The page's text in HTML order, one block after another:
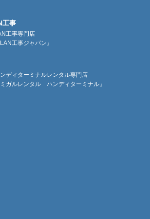
工事
工事専門店
工事ジャパン』
ディターミナルレンタル専門店
ガルレンタル ハンディターミナル』